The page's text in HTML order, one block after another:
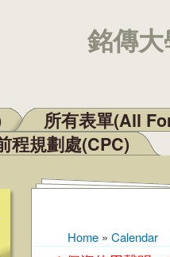
銘傳
所有表單(All
程規劃處(CPC)
Home » Calendar